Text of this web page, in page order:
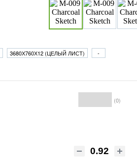
3680Х760Х12 (ЦЕЛЫЙ ЛИСТ) -
(0)